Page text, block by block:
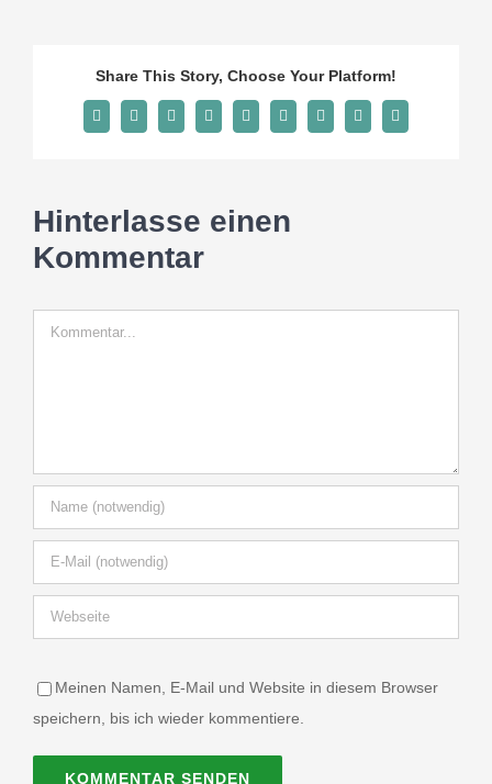
Share This Story, Choose Your Platform!
Facebook
X RedditLinkedInWhatsAppTumblrPinterest
Vk
E-
Mail
Hinterlasse einen
Kommentar
Kommentar
Meinen Namen, E-Mail und Website in diesem Browser
speichern, bis ich wieder kommentiere.